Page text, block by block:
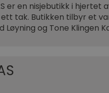
er en nisjebutikk i
tak. Butikken tilbyr et
Løyning og Tone Klingen